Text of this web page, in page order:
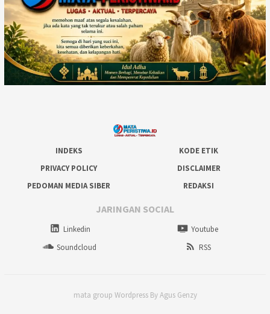
INDEKS
KODE ETIK
PRIVACY POLICY
DISCLAIMER
PEDOMAN MEDIA SIBER
REDAKSI
JARINGAN SOCIAL
Linkedin
Youtube
Soundcloud
RSS
mata group Wordpress By Agus Genzy